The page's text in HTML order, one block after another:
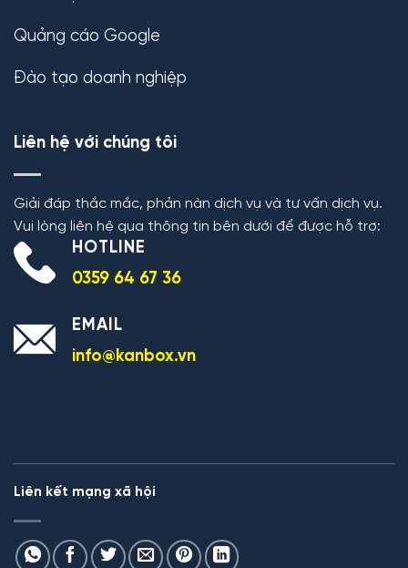
Quảng cáo Google
Đào tạo doanh nghiệp
Liên hệ với chúng tôi
Giải đáp thắc mắc, phản nàn dịch vụ và tư vấn dịch vụ.
Vui lòng liên hệ qua thông tin bên dưới để được hỗ trợ:
HOTLINE
0359 64 67 36
EMAIL
info@kanbox.vn
Liên kết mạng xã hội